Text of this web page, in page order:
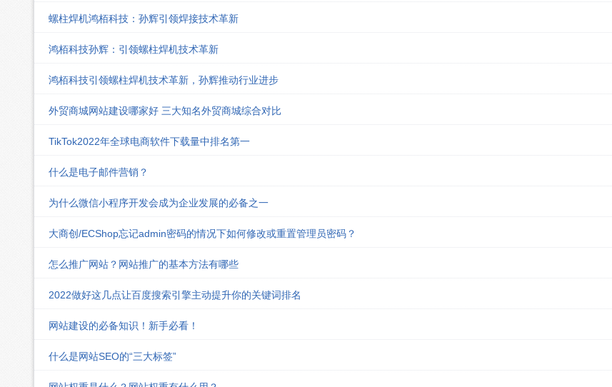
螺柱焊机鸿栢科技：孙辉引领焊接技术革新
鸿栢科技孙辉：引领螺柱焊机技术革新
鸿栢科技引领螺柱焊机技术革新，孙辉推动行业进步
外贸商城网站建设哪家好 三大知名外贸商城综合对比
TikTok2022年全球电商软件下载量中排名第一
什么是电子邮件营销？
为什么微信小程序开发会成为企业发展的必备之一
大商创/ECShop忘记admin密码的情况下如何修改或重置管理员密码？
怎么推广网站？网站推广的基本方法有哪些
2022做好这几点让百度搜索引擎主动提升你的关键词排名
网站建设的必备知识！新手必看！
什么是网站SEO的“三大标签”